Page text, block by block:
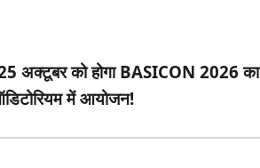
अक्टूबर को होगा BASICON 2026 का
में आयोजन!